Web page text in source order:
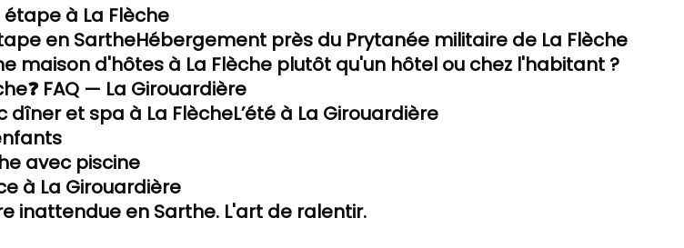
à La Flèche
en SartheHébergement près du Prytanée militaire de La Flèche
maison d'hôtes à La Flèche plutôt qu'un hôtel ou chez l'habitant ?
❓ FAQ — La Girouardière
dîner et spa à La FlècheL’été à La Girouardière
avec piscine
à La Girouardière
inattendue en Sarthe. L'art de ralentir.